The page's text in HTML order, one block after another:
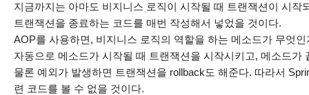
지금까지는 아마도 비지니스 로직이 시작될 때 트랜잭션이 시
트랜잭션을 종료하는 코드를 매번 작성해서 넣었을 것이다.
AOP를 사용하면, 비지니스 로직의 역할을 하는 메소드가 무엇
자동으로 메소드가 시작될 때 트랜잭션을 시작시키고, 메소드
물론 예외가 발생하면 트랜잭션을 rollback도 해준다. 따라서
련 코드를 볼 수 없을 것이다.